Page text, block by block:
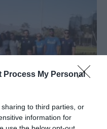
Process My Personal
to third parties, or
information for
Κ20 – Η